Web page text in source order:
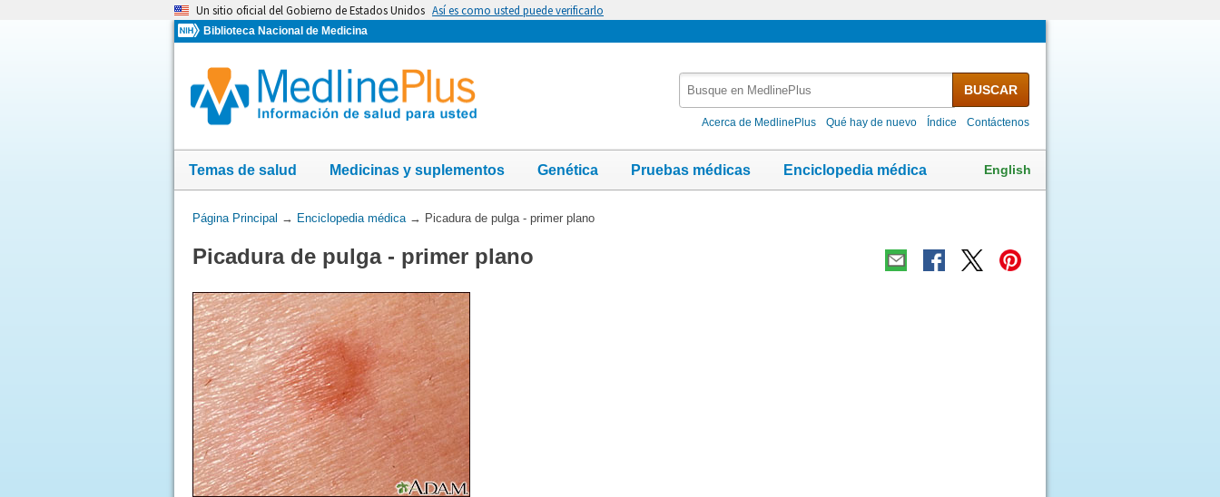
Un sitio oficial del Gobierno de Estados Unidos Así es como usted puede verificarlo
Biblioteca Nacional de Medicina
MedlinePlus
BUSCAR
Acerca de MedlinePlus Qué hay de nuevo Índice Contáctenos
Temas de salud Medicinas y suplementos Genética Pruebas médicas Enciclopedia médica English
Usted
aquí:
Página Principal → Enciclopedia médica→ Picadura de pulga - primer plano
Picadura de pulga - primer plano